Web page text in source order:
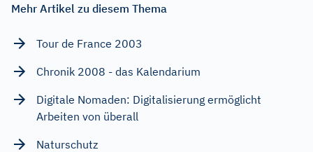
Mehr Artikel zu diesem Thema
Tour de France 2003
Chronik 2008 - das Kalendarium
Digitale Nomaden: Digitalisierung ermöglicht
Arbeiten von überall
Naturschutz